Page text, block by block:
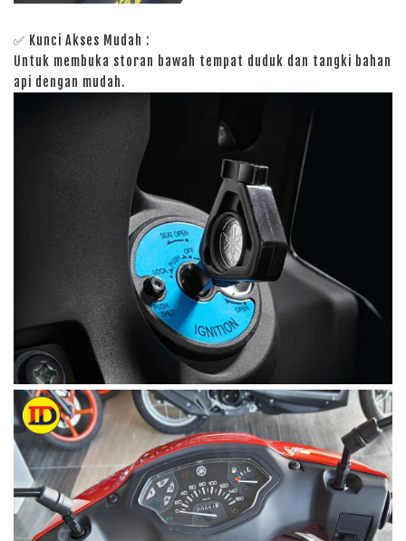
✅ Kunci Akses Mudah :
Untuk membuka storan bawah tempat duduk dan tangki bahan
api dengan mudah.